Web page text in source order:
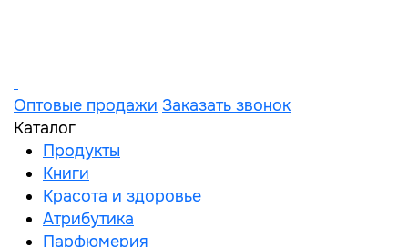
Оптовые продажи Заказать звонок
Каталог
Продукты
Книги
Красота и здоровье
Атрибутика
Парфюмерия